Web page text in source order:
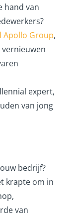
hand van
Apollo Group,
expert,
van jong
bedrijf?
krapte om in
van